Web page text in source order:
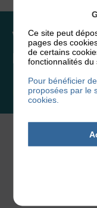
Vous
NOUS
Ce site peut
pages des
de certains
fonctionnalités du
Pour bénéficier
proposées par le
cookies.